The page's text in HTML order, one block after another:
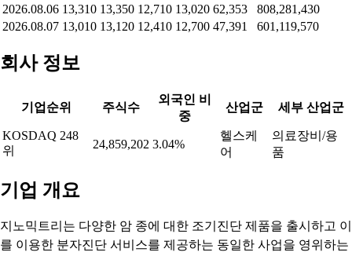
2026.08.06 13,310 13,350 12,710 13,020 62,353
808,281,430
2026.08.07 13,010 13,120 12,410 12,700 47,391 601,119,570
회사 정보
기업순위 주식수
외국인 비
중
산업군 세부 산업군
KOSDAQ 248
위
24,859,202 3.04%
헬스케
어
의료장비/용
품
기업 개요
지노믹트리는 다양한 암 종에 대한 조기진단 제품을 출시하고 이
를 이용한 분자진단 서비스를 제공하는 동일한 사업을 영위하는